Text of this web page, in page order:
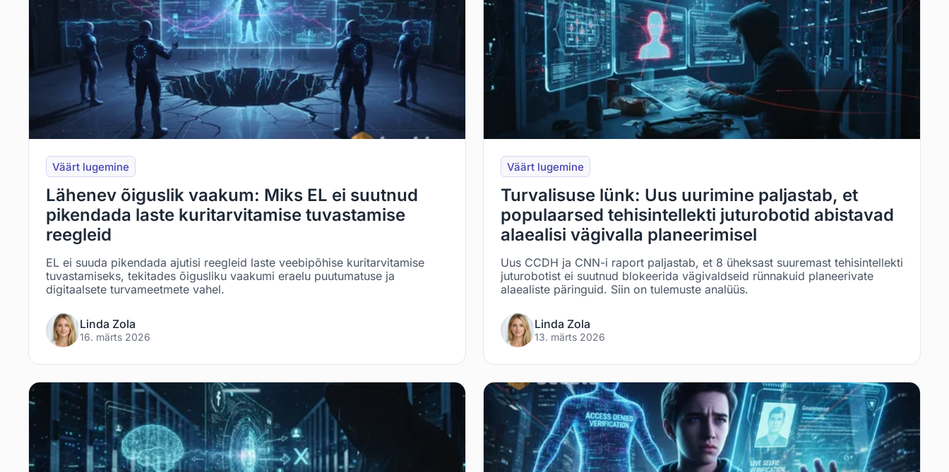
Väärt lugemine
Lähenev õiguslik vaakum: Miks EL ei suutnud
pikendada laste kuritarvitamise tuvastamise
reegleid
EL ei suuda pikendada ajutisi reegleid laste veebipõhise kuritarvitamise
tuvastamiseks, tekitades õigusliku vaakumi eraelu puutumatuse ja
digitaalsete turvameetmete vahel.
Linda Zola
16. märts 2026
Väärt lugemine
Turvalisuse lünk: Uus uurimine paljastab, et
populaarsed tehisintellekti juturobotid abistavad
alaealisi vägivalla planeerimisel
Uus CCDH ja CNN-i raport paljastab, et 8 üheksast suuremast tehisintellekti
juturobotist ei suutnud blokeerida vägivaldseid rünnakuid planeerivate
alaealiste päringuid. Siin on tulemuste analüüs.
Linda Zola
13. märts 2026